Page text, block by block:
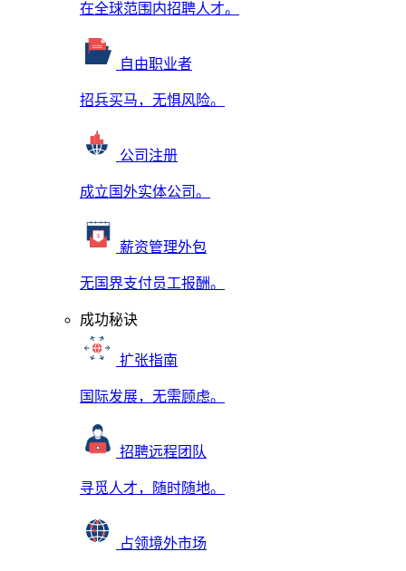
在全球范围内招聘人才。
自由职业者
招兵买马，无惧风险。
公司注册
成立国外实体公司。
薪资管理外包
无国界支付员工报酬。
成功秘诀
扩张指南
国际发展，无需顾虑。
招聘远程团队
寻觅人才，随时随地。
占领境外市场